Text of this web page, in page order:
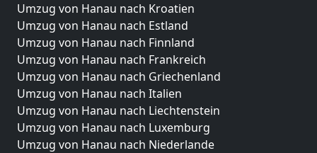
Umzug von Hanau nach Kroatien
Umzug von Hanau nach Estland
Umzug von Hanau nach Finnland
Umzug von Hanau nach Frankreich
Umzug von Hanau nach Griechenland
Umzug von Hanau nach Italien
Umzug von Hanau nach Liechtenstein
Umzug von Hanau nach Luxemburg
Umzug von Hanau nach Niederlande